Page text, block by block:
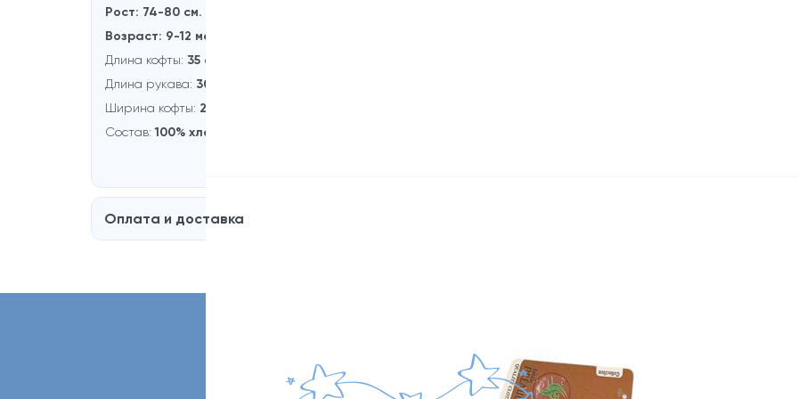
Рост: 74-80 см.
Возраст: 9-12 месяцев
Длина кофты: 35 см.
Длина рукaва: 30 см.
Ширина кофты: 23 см.
Состав:100% хлопок
Оплата и доставка